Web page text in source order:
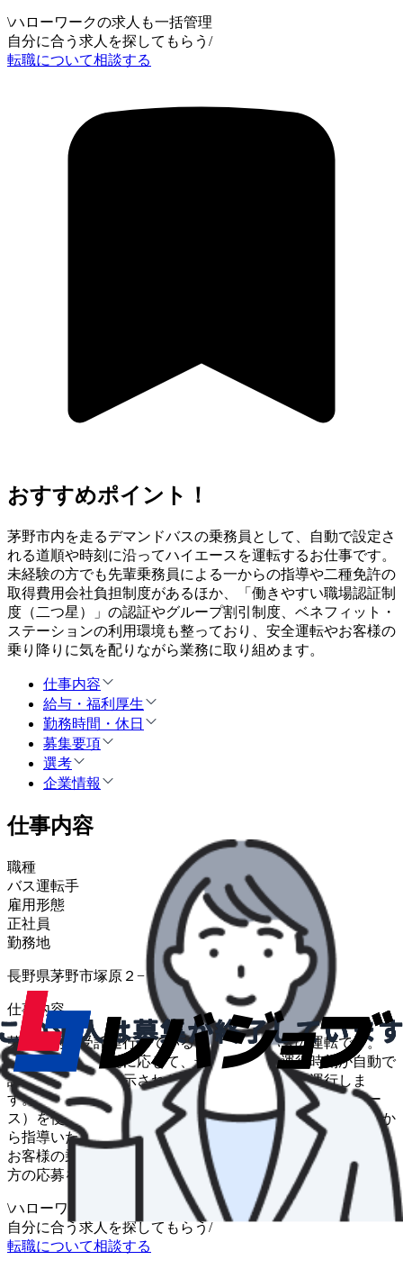
\ハローワークの求人も一括管理
自分に合う求人を探してもらう /
転職について相談する
おすすめポイント！
茅野市内を走るデマンドバスの乗務員として、自動で設定さ
れる道順や時刻に沿ってハイエースを運転するお仕事です。
未経験の方でも先輩乗務員による一からの指導や二種免許の
取得費用会社負担制度があるほか、「働きやすい職場認証制
度（二つ星）」の認証やグループ割引制度、ベネフィット・
ステーションの利用環境も整っており、安全運転やお客様の
乗り降りに気を配りながら業務に取り組めます。
仕事内容
給与・福利厚生
勤務時間・休日
募集要項
選考
企業情報
仕事内容
職種
バス運転手
雇用形態
正社員
勤務地
長野県茅野市塚原２−２−１１
仕事内容
茅野市内で受託運行している、デマンドバスの運転です。
お客様の予約状況に応じて、最適な道順や運行時刻が自動で
設定されます。指示された道順や時刻に沿って運行しま
す。 車両は箱型のワンボックスタイプのもの（ハイエー
ス）を使用します。 未経験者の方でも、先輩乗務員が一か
ら指導いたします。興味のある方はぜひお声がけ下さい。
お客様の乗り降りに気を配り、安全運転に徹していただける
方の応募をお待ちしております。 変更範囲：変更なし
\ハローワークの求人も一括管理
自分に合う求人を探してもらう/
転職について相談する